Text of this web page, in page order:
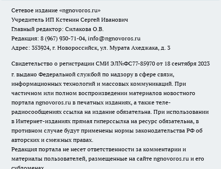
Сетевое издание «ngnovoros.ru»
Учредитель ИП Кстенин Сергей Иванович
Главный редактор: Силакова О.В.
Редакция: 8 (967) 930-71-04, info@ngnovoros.ru
Адрес: 353924, г. Новороссийск, ул. Мурата Ахеджака, д. 3
Свидетельство о регистрации СМИ ЭЛ№ФС77-85970 от 18 сентября 2023
г. выдано Федеральной службой по надзору в сфере связи,
информационных технологий и массовых коммуникаций. При
частичном или полном воспроизведении материалов новостного
портала ngnovoros.ru в печатных изданиях, а также теле-
радиосообщениях ссылка на издание обязательна. При использовании
в Интернет-изданиях прямая гиперссылка на ресурс обязательна, в
противном случае будут применены нормы законодательства РФ об
авторских и смежных правах.
Редакция портала не несет ответственности за комментарии и
материалы пользователей, размещенные на сайте ngnovoros.ru и его